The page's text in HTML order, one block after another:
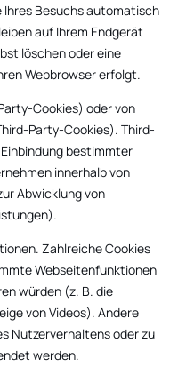
Ihres Besuchs automatisch
auf Ihrem Endgerät
löschen oder eine
Webbrowser erfolgt.
Cookies) oder von
Party-Cookies). Third-
bestimmter
innerhalb von
Abwicklung von
Zahlreiche Cookies
Webseitenfunktionen
würden (z. B. die
von Videos). Andere
Nutzerverhaltens oder zu
werden.